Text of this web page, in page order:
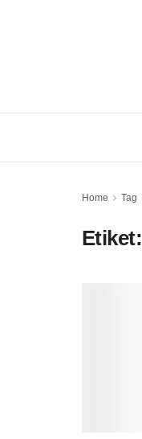
Home Tag
Etiket: